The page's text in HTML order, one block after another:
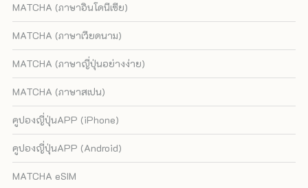
MATCHA (ภาษาอินโดนีเซีย)
MATCHA (ภาษาเวียดนาม)
MATCHA (ภาษาญี่ปุ่นอย่างง่าย)
MATCHA (ภาษาสเปน)
คูปองญี่ปุ่นAPP (iPhone)
คูปองญี่ปุ่นAPP (Android)
MATCHA eSIM